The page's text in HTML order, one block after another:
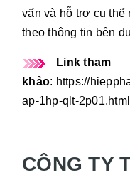
vấn và hỗ trợ cụ thể
theo thông tin bên
Link tham
khảo: https://
ap-1hp-qlt-2p01.html
CÔNG TY